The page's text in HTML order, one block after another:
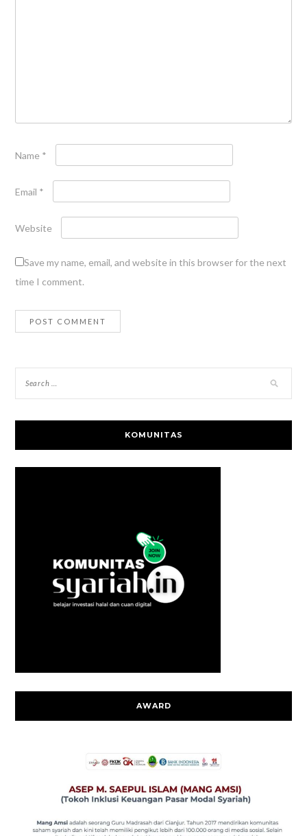
Name *
Email *
Website
Save my name, email, and website in this browser for the next
time I comment.
KOMUNITAS
AWARD